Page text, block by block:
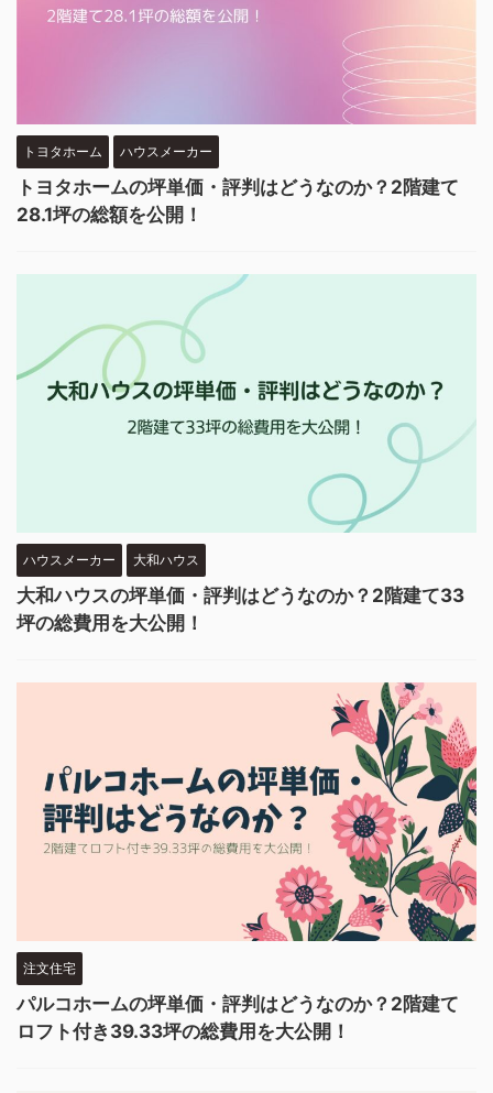
トヨタホーム ハウスメーカー
トヨタホームの坪単価・評判はどうなのか？2階建て
28.1坪の総額を公開！
ハウスメーカー 大和ハウス
大和ハウスの坪単価・評判はどうなのか？2階建て33
坪の総費用を大公開！
注文住宅
パルコホームの坪単価・評判はどうなのか？2階建て
ロフト付き39.33坪の総費用を大公開！